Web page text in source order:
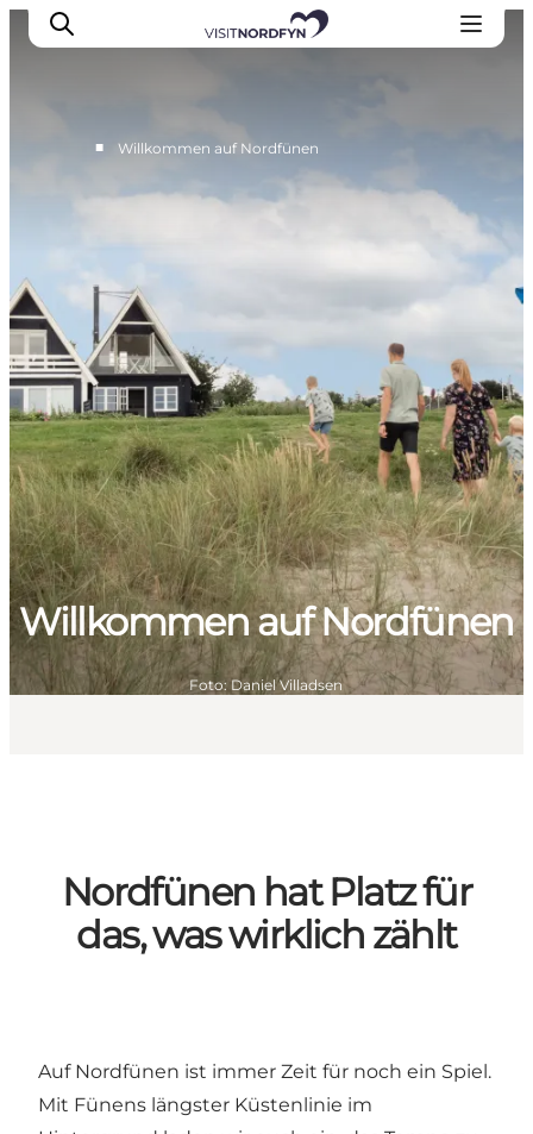
Erleben
Essen und Trinken
Unterkünfte
Erlebnisbuchung
Für Kinder
■ Willkommen auf Nordfünen
Willkommen auf Nordfünen
Foto: Daniel Villadsen
Nordfünen hat Platz für
das, was wirklich zählt
Auf Nordfünen ist immer Zeit für noch ein Spiel.
Mit Fünens längster Küstenlinie im